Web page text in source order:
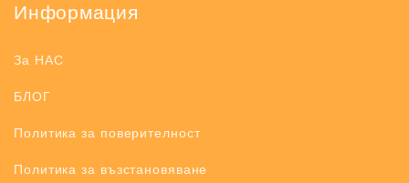
Информация
За НАС
БЛОГ
Политика за поверителност
Политика за възстановяване